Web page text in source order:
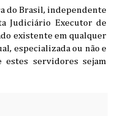
do Brasil, independente
Judiciário Executor de
existente em qualquer
especializada ou não e
estes servidores sejam